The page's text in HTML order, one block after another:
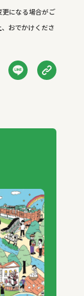
になる場合がご
おでかけくださ